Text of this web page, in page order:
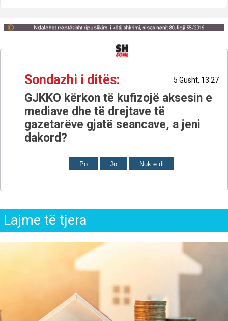
Sondazhi i ditës: 5 Gusht, 13:27
GJKKO kërkon të kufizojë aksesin e
mediave dhe të drejtave të
gazetarëve gjatë seancave, a jeni
dakord?
Po Jo Nuk e di
Lajme të tjera